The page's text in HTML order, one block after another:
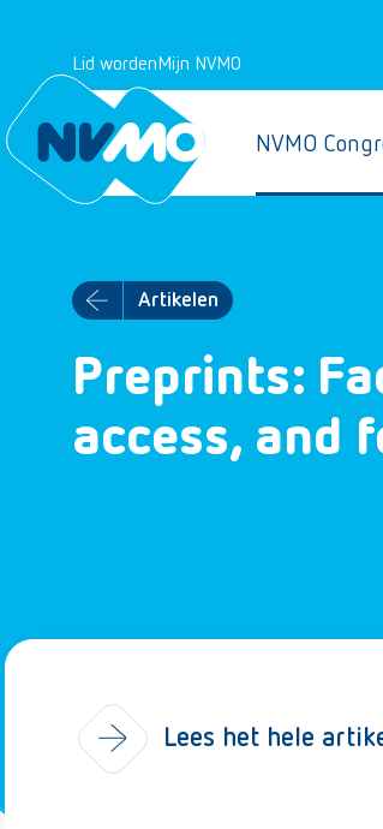
Lid wordenMijn NVMO
NVMO
Artikelen
Preprints:
access, and
Lees het hele